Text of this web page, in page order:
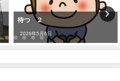
待つ ２
2026年5月6日